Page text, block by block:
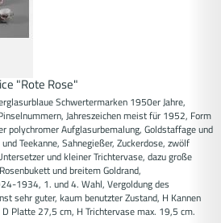
"Rote Rose"
Schwertermarken 1950er Jahre,
Jahreszeichen meist für 1952, Form
polychromer Aufglasurbemalung, Goldstaffage und
Teekanne, Sahnegießer, Zuckerdose, zwölf
und kleiner Trichtervase, dazu große
und breitem Goldrand,
1934, 1. und 4. Wahl, Vergoldung des
sehr guter, kaum benutzter Zustand, H Kannen
Platte 27,5 cm, H Trichtervase max. 19,5 cm.